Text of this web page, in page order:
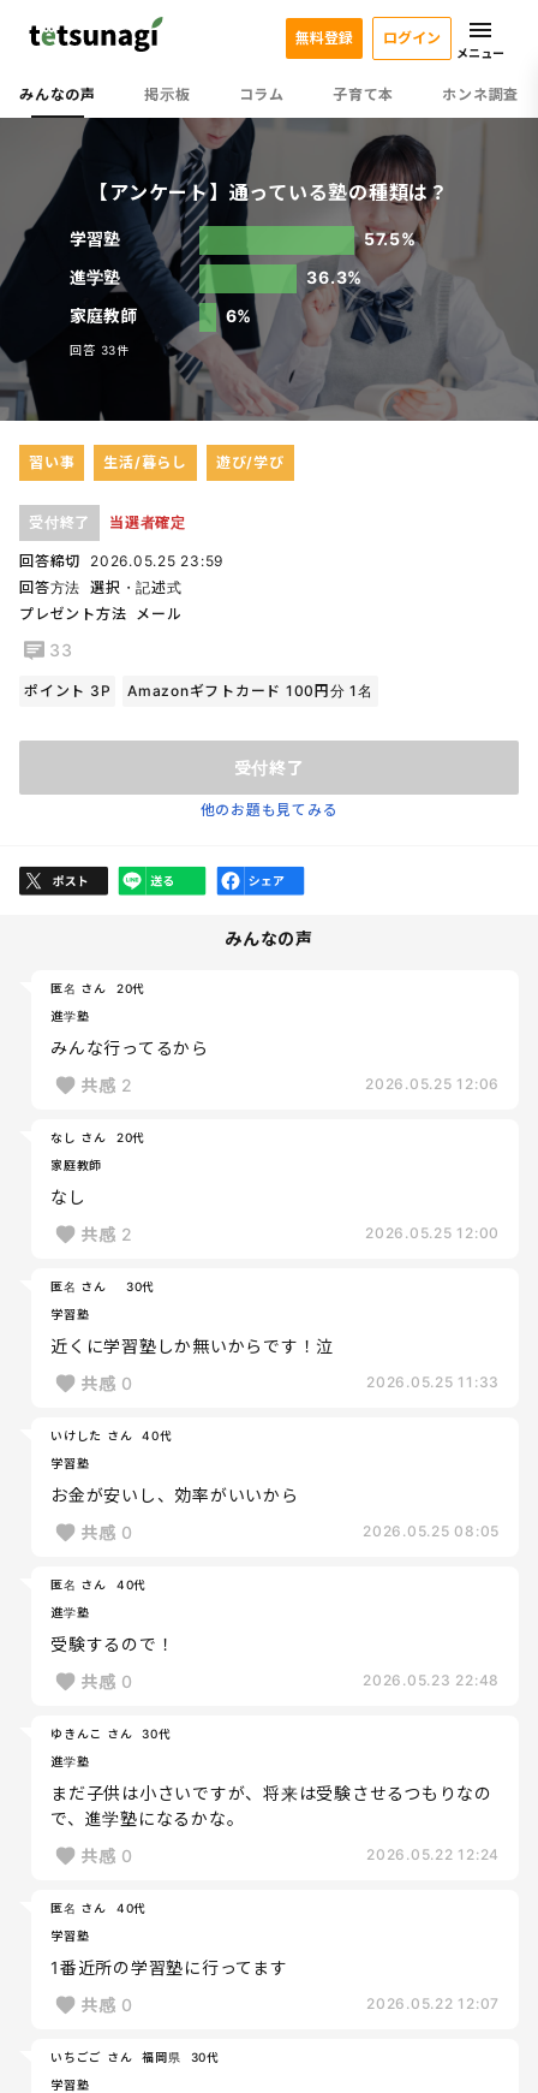
みんなの声 掲示板 コラム 子育て本 ホンネ調査
無料登録 ログイン
メニュー
【アンケート】通っている塾の種類は？
学習塾
57.5%
進学塾
36.3%
家庭教師
6%
回答 33件
習い事 生活/暮らし 遊び/学び
受付終了 当選者確定
回答締切
2026.05.25 23:59
回答方法 選択・記述式
プレゼント方法
メール
33
ポイント 3P Amazonギフトカード 100円分 1名
受付終了
他のお題も見てみる
みんなの声
匿名 さん
20代
進学塾
みんな行ってるから
共感 2 2026.05.25 12:06
なし さん
20代
家庭教師
なし
共感 2 2026.05.25 12:00
匿名 さん
30代
学習塾
近くに学習塾しか無いからです！泣
共感 0 2026.05.25 11:33
いけした さん
40代
学習塾
お金が安いし、効率がいいから
共感 0 2026.05.25 08:05
匿名 さん
40代
進学塾
受験するので！
共感 0 2026.05.23 22:48
ゆきんこ さん
30代
進学塾
まだ子供は小さいですが、将来は受験させるつもりなの
で、進学塾になるかな。
共感 0 2026.05.22 12:24
匿名 さん
40代
学習塾
1番近所の学習塾に行ってます
共感 0 2026.05.22 12:07
いちごご さん 福岡県
30代
学習塾